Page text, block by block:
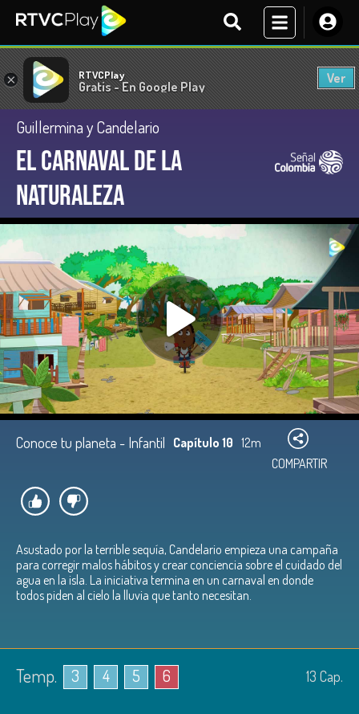
× RTVCPlay
Gratis - En Google Play
Ver
Guillermina y Candelario
El carnaval de la
naturaleza
Conoce tu planeta - Infantil Capítulo 10 12m
COMPARTIR
Asustado por la terrible sequía, Candelario empieza una campaña
para corregir malos hábitos y crear conciencia sobre el cuidado del
agua en la isla. La iniciativa termina en un carnaval en donde
todos piden al cielo la lluvia que tanto necesitan.
Temp. 3 4 5 6 13 Cap.